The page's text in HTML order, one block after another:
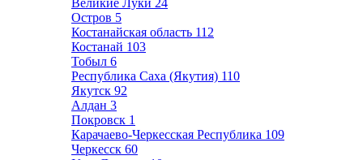
Великие Луки 24
Остров 5
Костанайская область 112
Костанай 103
Тобыл 6
Республика Саха (Якутия) 110
Якутск 92
Алдан 3
Покровск 1
Карачаево-Черкесская Республика 109
Черкесск 60